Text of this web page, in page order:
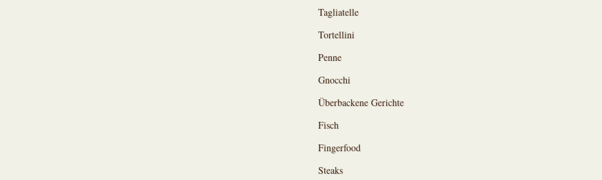
Tagliatelle
Tortellini
Penne
Gnocchi
Überbackene Gerichte
Fisch
Fingerfood
Steaks